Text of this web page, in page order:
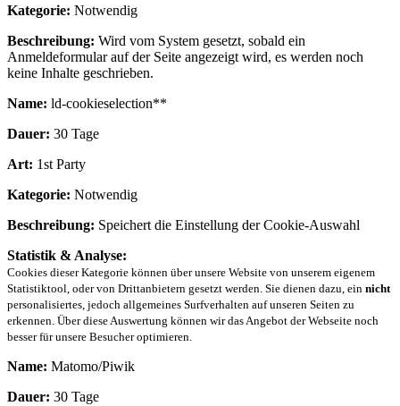
Kategorie: Notwendig
Beschreibung: Wird vom System gesetzt, sobald ein
Anmeldeformular auf der Seite angezeigt wird, es werden noch
keine Inhalte geschrieben.
Name: ld-cookieselection**
Dauer: 30 Tage
Art: 1st Party
Kategorie: Notwendig
Beschreibung: Speichert die Einstellung der Cookie-Auswahl
Statistik & Analyse:
Cookies dieser Kategorie können über unsere Website von unserem eigenem
Statistiktool, oder von Drittanbietern gesetzt werden. Sie dienen dazu, ein nicht
personalisiertes, jedoch allgemeines Surfverhalten auf unseren Seiten zu
erkennen. Über diese Auswertung können wir das Angebot der Webseite noch
besser für unsere Besucher optimieren.
Name: Matomo/Piwik
Dauer: 30 Tage